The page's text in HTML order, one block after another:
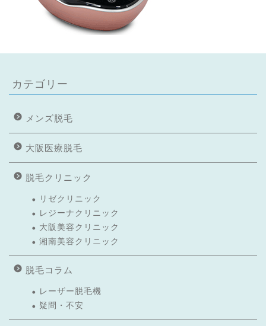
カテゴリー
メンズ脱毛
大阪医療脱毛
脱毛クリニック
リゼクリニック
レジーナクリニック
大阪美容クリニック
湘南美容クリニック
脱毛コラム
レーザー脱毛機
疑問・不安